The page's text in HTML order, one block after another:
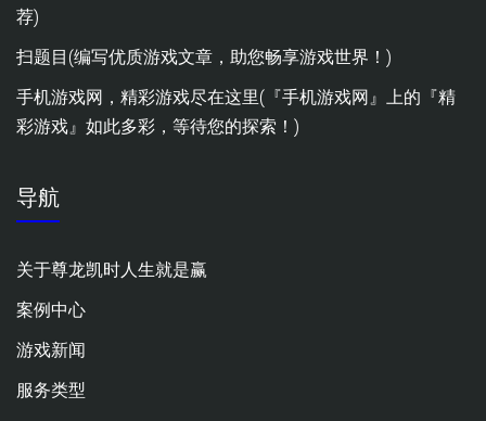
荐)
扫题目(编写优质游戏文章，助您畅享游戏世界！)
手机游戏网，精彩游戏尽在这里(『手机游戏网』上的『精
彩游戏』如此多彩，等待您的探索！)
导航
关于尊龙凯时人生就是赢
案例中心
游戏新闻
服务类型